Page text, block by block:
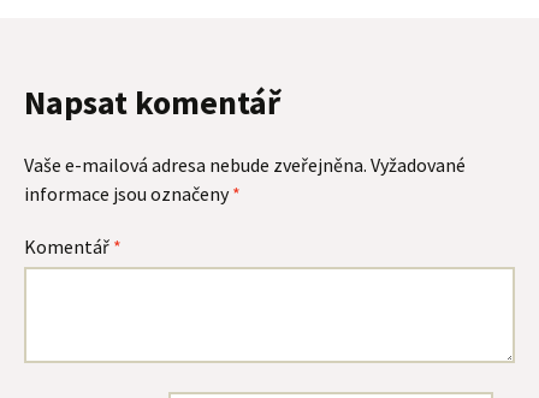
Napsat komentář
Vaše e-mailová adresa nebude zveřejněna. Vyžadované
informace jsou označeny*
Komentář *